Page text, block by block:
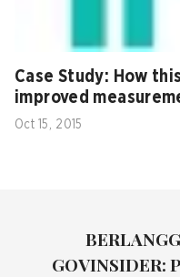
Case Study: How
improved
Oct 15, 2015
GOVINSIDER: